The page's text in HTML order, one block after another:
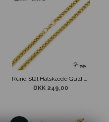
DKK 249,00